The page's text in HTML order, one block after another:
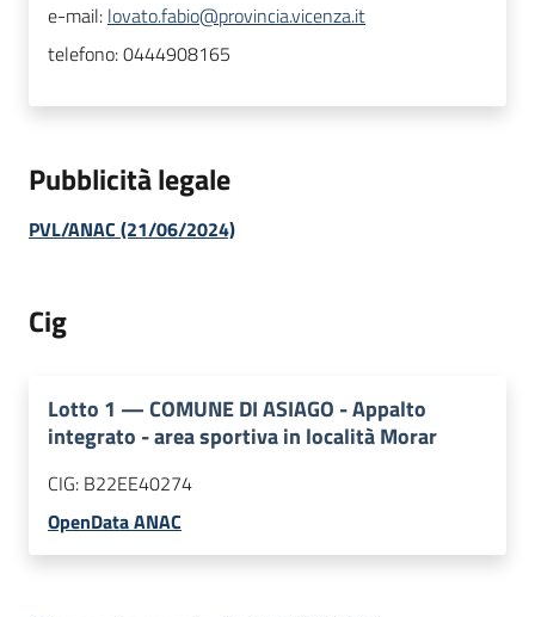
e-mail: lovato.fabio@provincia.vicenza.it
telefono:0444908165
Pubblicità legale
PVL/ANAC (21/06/2024)
Cig
Lotto 1 —COMUNE DI ASIAGO - Appalto
integrato - area sportiva in località Morar
CIG: B22EE40274
OpenData ANAC